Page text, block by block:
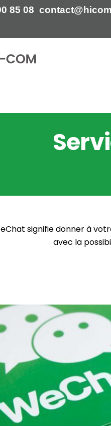
85 08
signifie donner à
avec la